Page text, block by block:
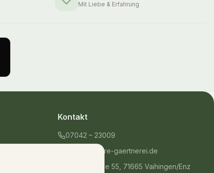
Mit Liebe & Erfahrung
Kontakt
07042 – 23009
shop@unsere-gaertnerei.de
Dennefstraße 55, 71665 Vaihingen/Enz